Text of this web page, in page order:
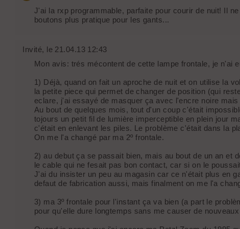
J'ai la rxp programmable, parfaite pour courir de nuit! Il
boutons plus pratique pour les gants...
Invité, le 21.04.13 12:43
Mon avis: trés mécontent de cette lampe frontale, je n'ai
1) Déjà, quand on fait un aproche de nuit et on utilise la
la petite piece qui permet de changer de position (qui
eclare, j'ai essayé de masquer ça avec l'encre noire
Au bout de quelques mois, tout d'un coup c'était
tojours un petit fil de lumière imperceptible en plein jour
c'était en enlevant les piles. Le problème c'était dans la
On me l'a changé par ma 2º frontale.
2) au debut ça se passait bien, mais au bout de un an et
le cable qui ne fesait pas bon contact, car si on le
J'ai du insister un peu au magasin car ce n'était plus en
defaut de fabrication aussi, mais finalment on me l'a
3) ma 3º frontale pour l'instant ça va bien (a part le
pour qu'elle dure longtemps sans me causer de